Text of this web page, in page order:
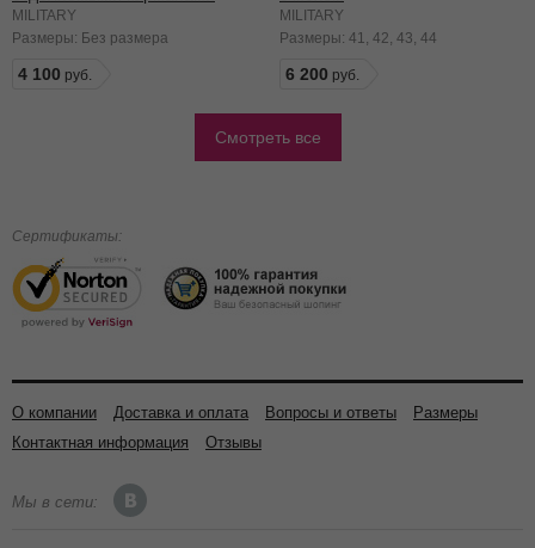
черная цифра
MILITARY
Размеры: Без размера
4 100
MILITARY
Размеры: 41 42 43 44
6 200
Смотреть все
Сертификаты:
О компании Доставка и оплата Вопросы и ответы
Размеры
Контактная информация
Отзывы
Мы в сети: